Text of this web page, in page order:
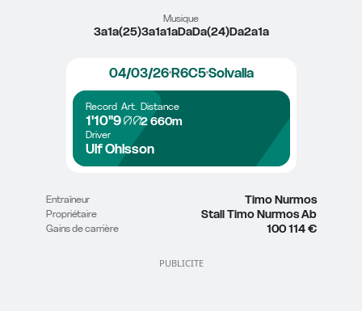
Musique
3a1a(25)3a1a1aDaDa(24)Da2a1a
04/03/26R6C5Solvalla
Record
1'10"9
Art. Distance
2 660m
Driver
Ulf Ohlsson
Entraîneur Timo Nurmos
Propriétaire Stall Timo Nurmos Ab
Gains de carrière 100 114 €